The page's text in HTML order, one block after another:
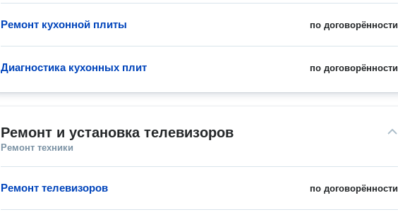
по договорённости
Ремонт кухонной плиты
по договорённости
Диагностика кухонных плит
Ремонт и установка телевизоров
Ремонт техники
по договорённости
Ремонт телевизоров